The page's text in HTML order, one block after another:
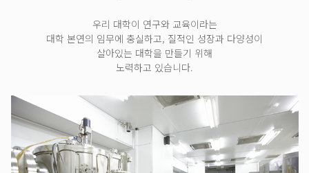
우리 대학이 연구와 교육이라는
대학 본연의 임무에 충실하고, 질적인 성장과 다양성이
살아있는 대학을 만들기 위해
노력하고 있습니다.